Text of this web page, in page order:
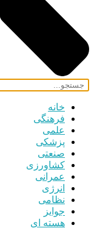
خانه
فرهنگی
علمی
پزشکی
صنعتی
کشاورزی
عمرانی
انرژی
نظامی
جوایز
هسته ای